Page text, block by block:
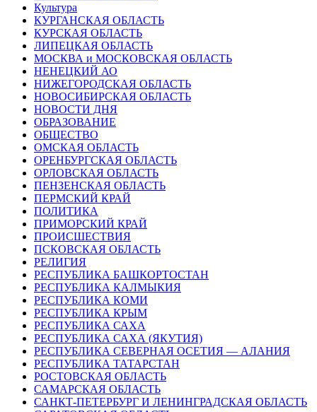
Культура
КУРГАНСКАЯ ОБЛАСТЬ
КУРСКАЯ ОБЛАСТЬ
ЛИПЕЦКАЯ ОБЛАСТЬ
МОСКВА и МОСКОВСКАЯ ОБЛАСТЬ
НЕНЕЦКИЙ АО
НИЖЕГОРОДСКАЯ ОБЛАСТЬ
НОВОСИБИРСКАЯ ОБЛАСТЬ
НОВОСТИ ДНЯ
ОБРАЗОВАНИЕ
ОБЩЕСТВО
ОМСКАЯ ОБЛАСТЬ
ОРЕНБУРГСКАЯ ОБЛАСТЬ
ОРЛОВСКАЯ ОБЛАСТЬ
ПЕНЗЕНСКАЯ ОБЛАСТЬ
ПЕРМСКИЙ КРАЙ
ПОЛИТИКА
ПРИМОРСКИЙ КРАЙ
ПРОИСШЕСТВИЯ
ПСКОВСКАЯ ОБЛАСТЬ
РЕЛИГИЯ
РЕСПУБЛИКА БАШКОРТОСТАН
РЕСПУБЛИКА КАЛМЫКИЯ
РЕСПУБЛИКА КОМИ
РЕСПУБЛИКА КРЫМ
РЕСПУБЛИКА САХА
РЕСПУБЛИКА САХА (ЯКУТИЯ)
РЕСПУБЛИКА СЕВЕРНАЯ ОСЕТИЯ — АЛАНИЯ
РЕСПУБЛИКА ТАТАРСТАН
РОСТОВСКАЯ ОБЛАСТЬ
САМАРСКАЯ ОБЛАСТЬ
САНКТ-ПЕТЕРБУРГ И ЛЕНИНГРАДСКАЯ ОБЛАСТЬ